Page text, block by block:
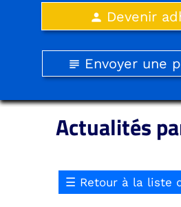
person Devenir
subject Envoyer une
Actualités
☰ Retour à la liste